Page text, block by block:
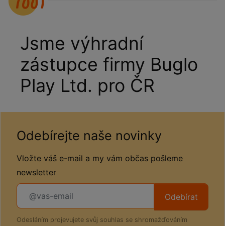
Jsme výhradní
zástupce firmy Buglo
Play Ltd. pro ČR
Odebírejte naše novinky
Vložte váš e-mail a my vám občas pošleme
newsletter
Odebírat
Odesláním projevujete svůj souhlas se shromažďováním